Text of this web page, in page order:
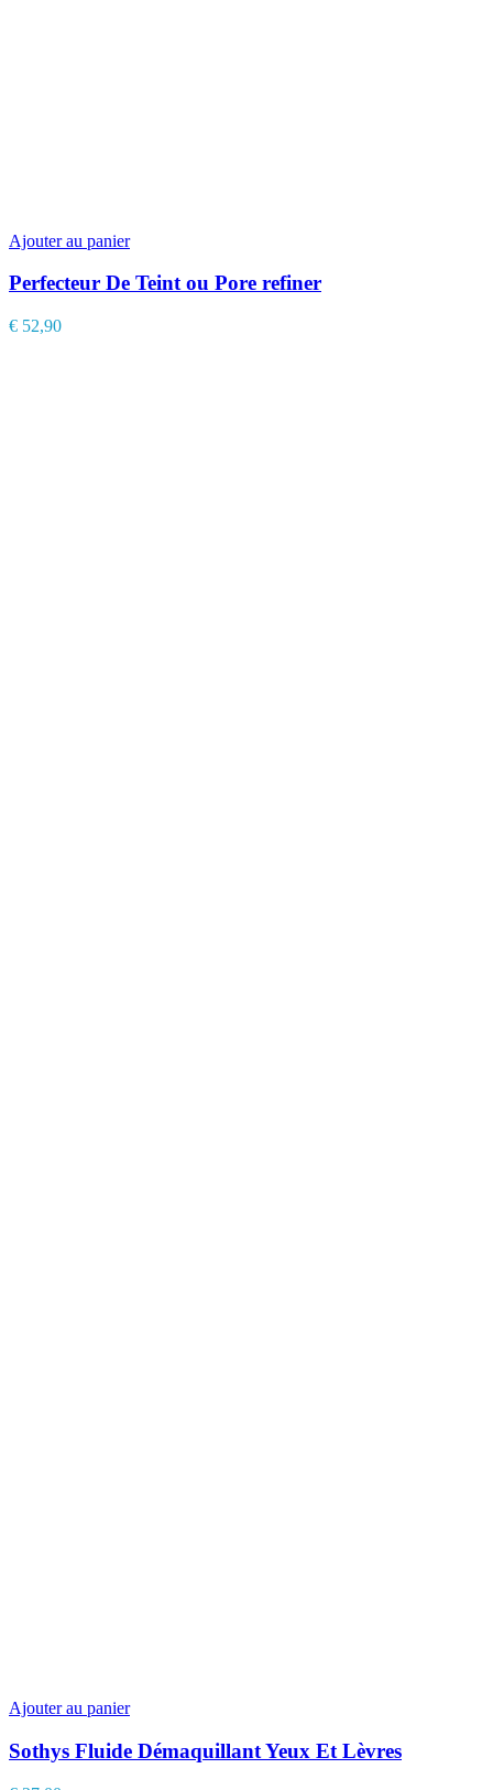
Ajouter au panier
Perfecteur De Teint ou Pore refiner
€ 52,90
Ajouter au panier
Sothys Fluide Démaquillant Yeux Et Lèvres